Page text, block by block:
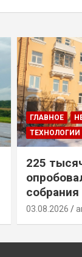
ГЛАВНОЕ
В Старом
новый
рублей
31.07.2026